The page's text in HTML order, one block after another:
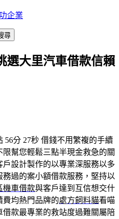
企業
選大里汽車借款信賴
56分 27秒 借錢不用繁複的手續
限幫您輕鬆三點半現金救急的關
戶設計製作的以專業深服務以多
務過的案小額借款服務，堅持以
機車借款與客戶達到互信想交什
費均熱門品牌的處方飼料貓看喵
款最專業的救站度過難關屬陪